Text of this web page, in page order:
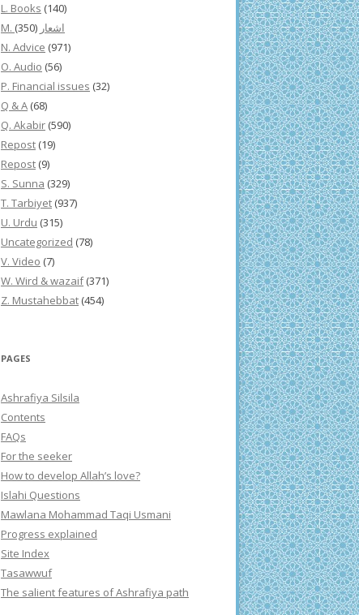
L. Books (140)
M. اشعار (350)
N. Advice (971)
O. Audio (56)
P. Financial issues (32)
Q & A (68)
Q. Akabir (590)
Repost (19)
Repost (9)
S. Sunna (329)
T. Tarbiyet (937)
U. Urdu (315)
Uncategorized (78)
V. Video (7)
W. Wird & wazaif(371)
Z. Mustahebbat (454)
PAGES
Ashrafiya Silsila
Contents
FAQs
For the seeker
How to develop Allah’s love?
Islahi Questions
Mawlana Mohammad Taqi Usmani
Progress explained
Site Index
Tasawwuf
The salient features of Ashrafiya path